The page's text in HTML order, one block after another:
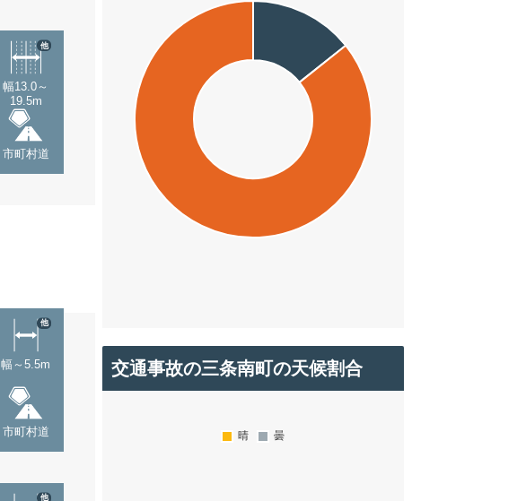
幅13.0～
19.5m
他
市町村道
幅～5.5m
他
市町村道
他
交通事故の三条南町の天候割合